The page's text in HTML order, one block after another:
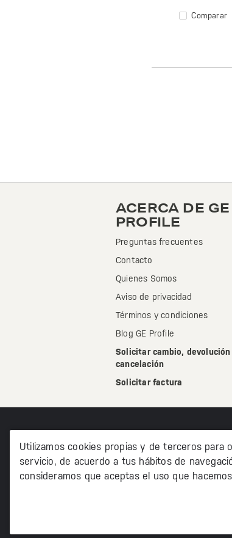
Utilizamos cookies propias y de terceros para
servicio, de acuerdo a tus hábitos de
consideramos que aceptas el uso que
Comparar
ACERCA DE GE
PROFILE
Preguntas frecuentes
Contacto
Quienes Somos
Aviso de privacidad
Términos y condiciones
Blog GE Profile
Solicitar cambio, devolución
cancelación
Solicitar factura